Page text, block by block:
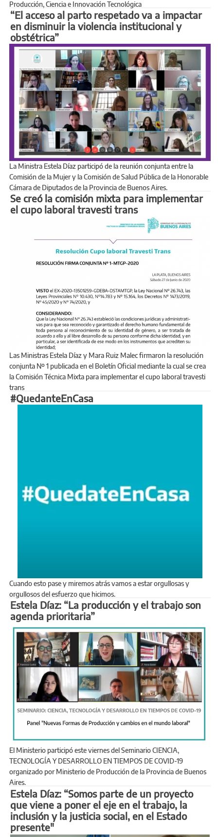
Producción, Ciencia e Innovación Tecnológica
“El acceso al parto respetado va a impactar
en disminuir la violencia institucional y
obstétrica”
La Ministra Estela Díaz participó de la reunión conjunta entre la
Comisión de la Mujer y la Comisión de Salud Pública de la Honorable
Cámara de Diputados de la Provincia de Buenos Aires.
Se creó la comisión mixta para implementar
el cupo laboral travesti trans
Las Ministras Estela Díaz y Mara Ruiz Malec firmaron la resolución
conjunta Nº 1 publicada en el Boletín Oficial mediante la cual se crea
la Comisión Técnica Mixta para implementar el cupo laboral travesti
trans
#QuedanteEnCasa
Cuando esto pase y miremos atrás vamos a estar orgullosas y
orgullosos del esfuerzo que hicimos.
Estela Díaz: “La producción y el trabajo son
agenda prioritaria”
El Ministerio participó este viernes del Seminario CIENCIA,
TECNOLOGÍA Y DESARROLLO EN TIEMPOS DE COVID-19
organizado por Ministerio de Producción de la Provincia de Buenos
Aires.
Estela Díaz: “Somos parte de un proyecto
que viene a poner el eje en el trabajo, la
inclusión y la justicia social, en el Estado
presente"